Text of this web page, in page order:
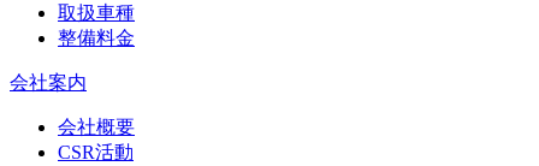
取扱車種
整備料金
会社案内
会社概要
CSR活動